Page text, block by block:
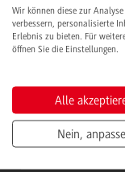
Informationen für
Studieninteressierte
Wir können diese zur
verbessern, personalisierte
Erlebnis zu bieten. Für
öffnen Sie die Einstellungen.
Alle
Nein,